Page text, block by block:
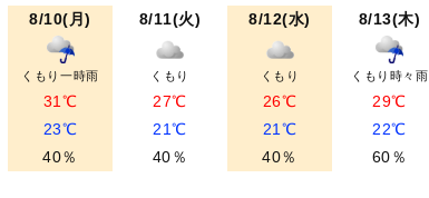
8/10(月)
くもり一時雨
31℃
23℃
40％
8/11(火)
くもり
27℃
21℃
40％
8/12(水)
くもり
26℃
21℃
40％
8/13(木)
くもり時々雨
29℃
22℃
60％